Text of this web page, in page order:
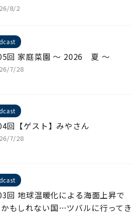
8/2
回 家庭菜園 ～ 2026 夏 ～
7/28
回【ゲスト】みやさん
7/28
回 地球温暖化による海面上昇で
もしれない国…ツバルに行ってき